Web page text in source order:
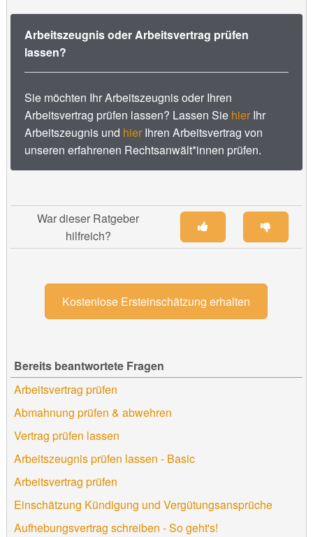
Arbeitszeugnis oder Arbeitsvertrag prüfen
lassen?
Sie möchten Ihr Arbeitszeugnis oder Ihren
Arbeitsvertrag prüfen lassen? Lassen Sie hierIhr
Arbeitszeugnis und hierIhren Arbeitsvertrag von
unseren erfahrenen Rechtsanwält*innen prüfen.
War dieser Ratgeber
hilfreich?
Kostenlose Ersteinschätzung erhalten
Bereits beantwortete Fragen
Arbeitsvertrag prüfen
Abmahnung prüfen & abwehren
Vertrag prüfen lassen
Arbeitszeugnis prüfen lassen - Basic
Arbeitsvertrag prüfen
Einschätzung Kündigung und Vergütungsansprüche
Aufhebungsvertrag schreiben - So geht's!